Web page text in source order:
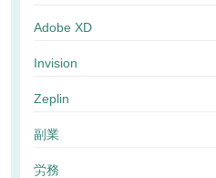
Adobe XD
Invision
Zeplin
副業
労務